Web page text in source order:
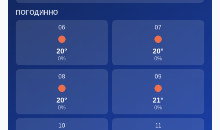
ПОГОДИННО
06
20°
0%
07
20°
0%
08
20°
0%
09
21°
0%
10 11